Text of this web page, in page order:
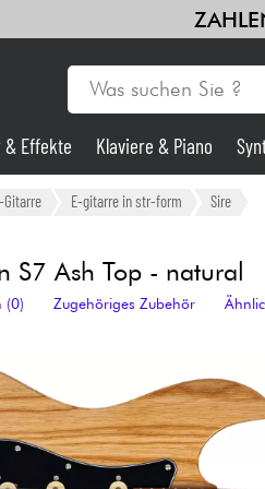
Effekte Klaviere & Piano
Gitarre E-gitarre in str-form Sire
S7 Ash Top - natural
(0) Zugehöriges Zubehör